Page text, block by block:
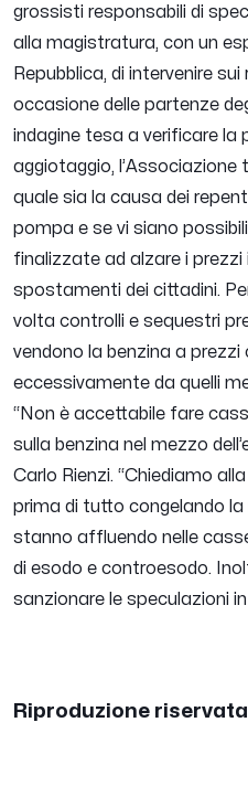
grossisti responsabili di
alla magistratura, con un
Repubblica, di intervenire
occasione delle partenze
indagine tesa a verificare la
aggiotaggio, l’Associazione
quale sia la causa dei
pompa e se vi siano
finalizzate ad alzare i prezzi
spostamenti dei cittadini.
volta controlli e sequestri
vendono la benzina a prezzi
eccessivamente da quelli
“ Non è accettabile fare
sulla benzina nel mezzo
Carlo Rienzi. “Chiediamo
prima di tutto congelando
stanno affluendo nelle
di esodo e controesodo.
sanzionare le speculazioni
Riproduzione riservata